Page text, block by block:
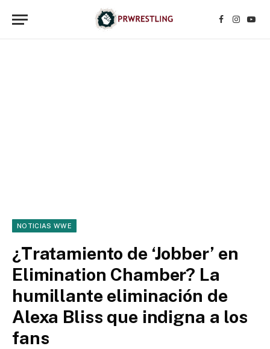
Facebook
NOTICIAS WWE
¿Tratamiento de ‘Jobber’ en
Elimination Chamber? La
humillante eliminación de
Alexa Bliss que indigna a los
fans